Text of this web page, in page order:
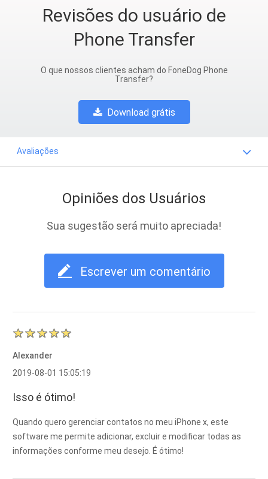
Revisões do usuário de
Phone Transfer
O que nossos clientes acham do FoneDog Phone
Transfer?
Download grátis
Avaliações
Opiniões dos Usuários
Sua sugestão será muito apreciada!
Escrever um comentário
Alexander
2019-08-01 15:05:19
Isso é ótimo!
Quando quero gerenciar contatos no meu iPhone x, este
software me permite adicionar, excluir e modificar todas as
informações conforme meu desejo. É ótimo!